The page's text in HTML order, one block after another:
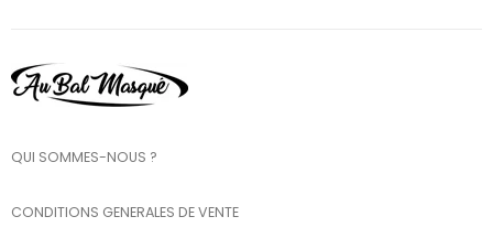
QUI SOMMES-NOUS ?
CONDITIONS GENERALES DE VENTE